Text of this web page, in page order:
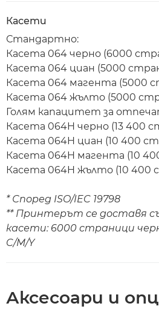
Касети
Стандартно:
Касета 064 черно (6000
Касета 064 циан (5000
Касета 064 магента (5000
Касета 064 жълто (5000
Голям капацитет за
Касета 064H черно (13 400
Касета 064H циан (10 400
Касета 064H магента (10
Касета 064H жълто (10 400
* Според ISO/IEC 19798
** Принтерът се доставя
касети: 6000 страници
C/M/Y
Аксесоари и